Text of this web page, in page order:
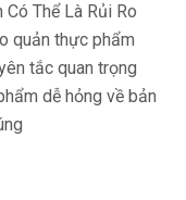
Thể Là Rủi Ro
quản thực phẩm
tắc quan trọng
dễ hỏng về bản